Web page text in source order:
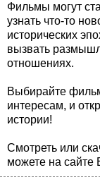
Фильмы могут
узнать что-то
исторических
вызвать
отношениях.
Выбирайте
интересам, и
истории!
Смотреть или
можете на сайте